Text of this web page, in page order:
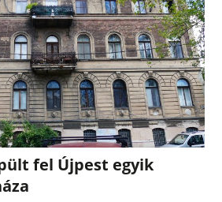
fel Újpest egyik